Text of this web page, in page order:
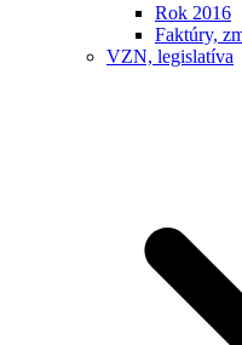
Rok 2016
Faktúry,
VZN, legislatíva